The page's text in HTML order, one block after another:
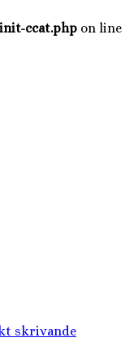
ccat.php on line
skrivande